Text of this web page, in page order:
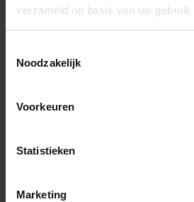
verzameld op basis van uw
gaat akkoord met onze cookies als
Noodzakelijk
Voorkeuren
Statistieken
Marketing
Gerelateerde producten